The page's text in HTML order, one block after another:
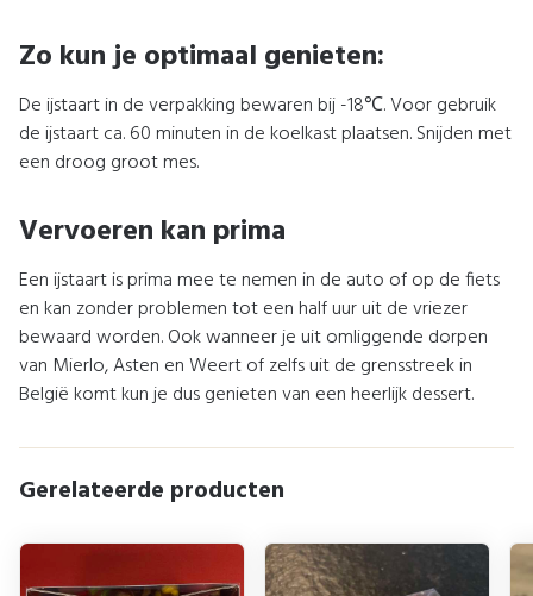
Zo kun je optimaal genieten:
De ijstaart in de verpakking bewaren bij -18℃. Voor gebruik
de ijstaart ca. 60 minuten in de koelkast plaatsen. Snijden met
een droog groot mes.
Vervoeren kan prima
Een ijstaart is prima mee te nemen in de auto of op de fiets
en kan zonder problemen tot een half uur uit de vriezer
bewaard worden. Ook wanneer je uit omliggende dorpen
van Mierlo, Asten en Weert of zelfs uit de grensstreek in
België komt kun je dus genieten van een heerlijk dessert.
Gerelateerde producten